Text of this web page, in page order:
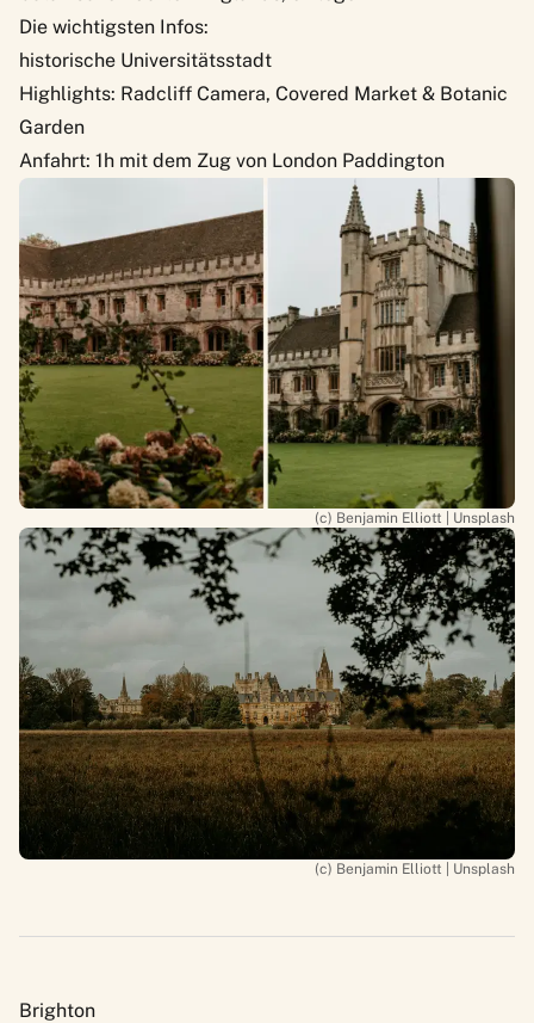
Die wichtigsten Infos:
historische Universitätsstadt
Highlights: Radcliff Camera, Covered Market & Botanic
Garden
Anfahrt: 1h mit dem Zug von London Paddington
(c) Benjamin Elliott | Unsplash
(c) Benjamin Elliott | Unsplash
Brighton